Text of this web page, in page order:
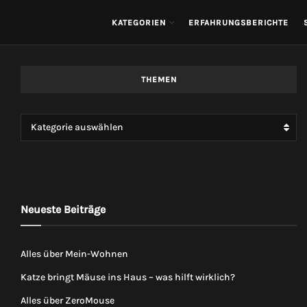
KATEGORIEN ERFAHRUNGSBERICHTE
THEMEN
Kategorie auswählen
Neueste Beiträge
Alles über Mein-Wohnen
Katze bringt Mäuse ins Haus – was hilft wirklich?
Alles über ZeroMouse